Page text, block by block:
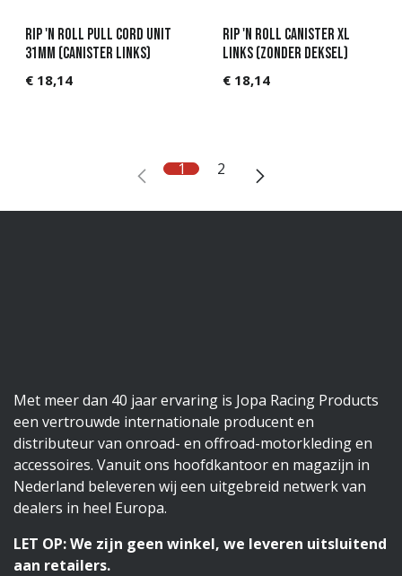
Rip 'n Roll Pull Cord Unit
31mm (Canister links)
€ 18,14
Rip 'n roll canister XL
links (Zonder deksel)
€ 18,14
1 2
Met meer dan 40 jaar ervaring is Jopa Racing Products
een vertrouwde internationale producent en
distributeur van onroad- en offroad-motorkleding en
accessoires. Vanuit ons hoofdkantoor en magazijn in
Nederland beleveren wij een uitgebreid netwerk van
dealers in heel Europa.
LET OP: We zijn geen winkel, we leveren uitsluitend
aan retailers.